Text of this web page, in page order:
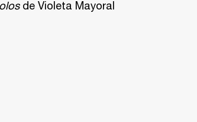
de Violeta Mayoral